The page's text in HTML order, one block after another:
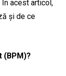
acest articol,
și de ce
(BPM)?